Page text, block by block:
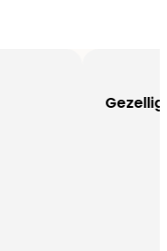
Gezellig contact!